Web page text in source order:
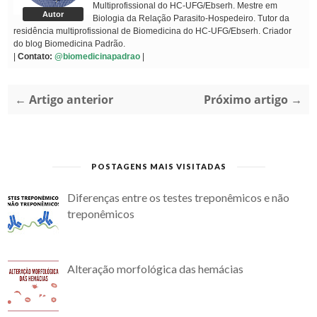
Autor
Multiprofissional do HC-UFG/Ebserh. Mestre em
Biologia da Relação Parasito-Hospedeiro. Tutor da
residência multiprofissional de Biomedicina do HC-UFG/Ebserh. Criador
do blog Biomedicina Padrão.
Contato: @biomedicinapadrao
← Artigo anterior Próximo artigo →
POSTAGENS MAIS VISITADAS
Diferenças entre os testes treponêmicos e não
treponêmicos
Alteração morfológica das hemácias